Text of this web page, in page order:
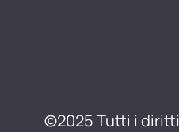
©2025 Tutti i diritti